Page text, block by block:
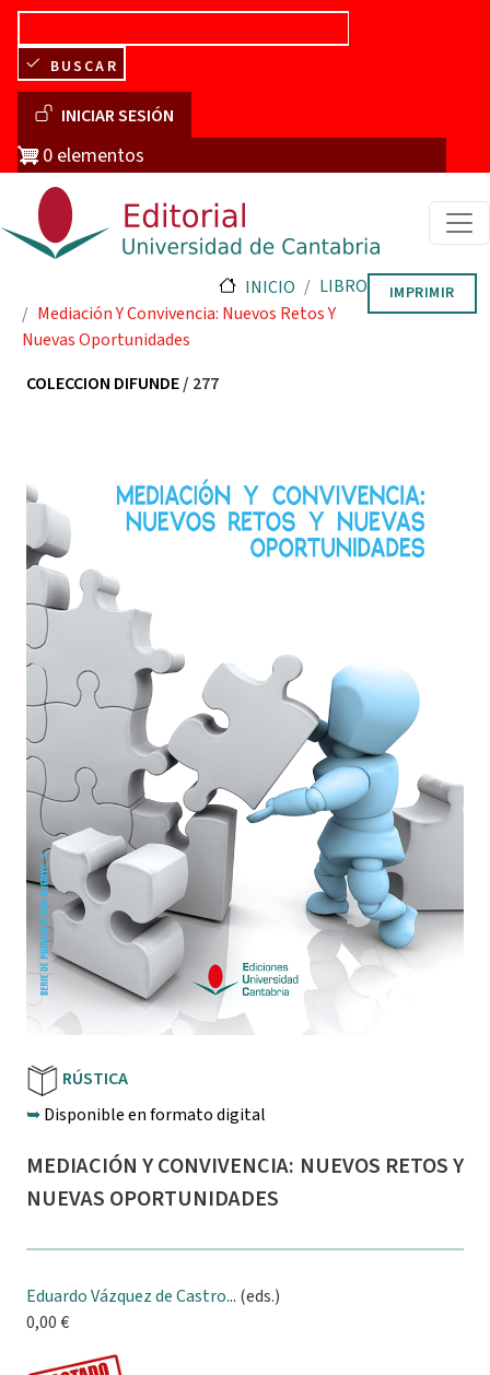
Pasar al contenido principal
BUSCAR
Menú de cuenta de usuario
INICIAR SESIÓN
0 elementos
INICIO
LIBRO
Mediación Y Convivencia: Nuevos Retos Y
Nuevas Oportunidades
IMPRIMIR
COLECCION DIFUNDE/ 277
RÚSTICA
➥Disponible en formato digital
MEDIACIÓN Y CONVIVENCIA: NUEVOS RETOS Y
NUEVAS OPORTUNIDADES
Eduardo Vázquez de Castro... (eds.)
0,00 €